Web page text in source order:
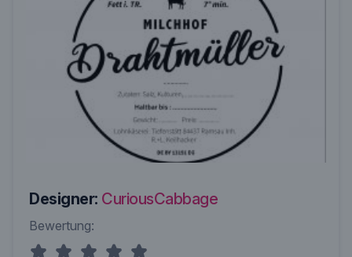
Designer: CuriousCabbage
Bewertung: